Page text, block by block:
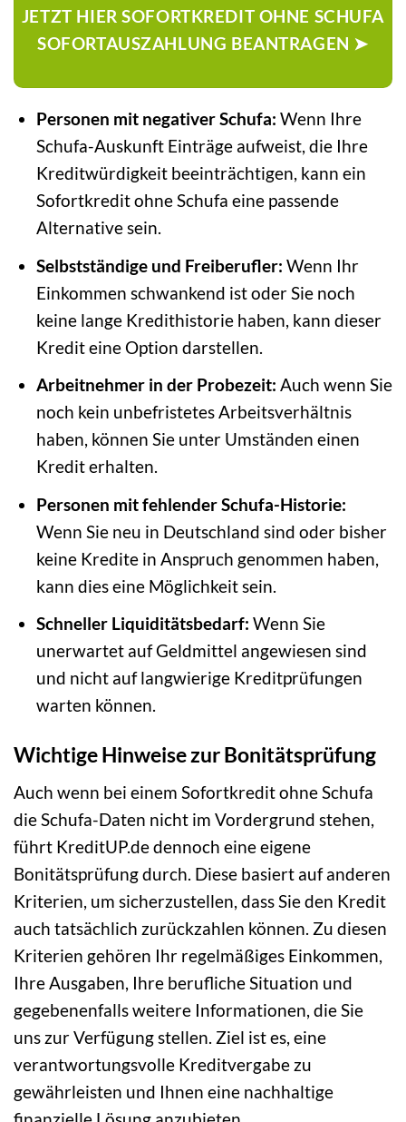
JETZT HIER SOFORTKREDIT OHNE SCHUFA
SOFORTAUSZAHLUNG BEANTRAGEN ➤
Personen mit negativer Schufa: Wenn Ihre
Schufa-Auskunft Einträge aufweist, die Ihre
Kreditwürdigkeit beeinträchtigen, kann ein
Sofortkredit ohne Schufa eine passende
Alternative sein.
Selbstständige und Freiberufler: Wenn Ihr
Einkommen schwankend ist oder Sie noch
keine lange Kredithistorie haben, kann dieser
Kredit eine Option darstellen.
Arbeitnehmer in der Probezeit: Auch wenn Sie
noch kein unbefristetes Arbeitsverhältnis
haben, können Sie unter Umständen einen
Kredit erhalten.
Personen mit fehlender Schufa-Historie:
Wenn Sie neu in Deutschland sind oder bisher
keine Kredite in Anspruch genommen haben,
kann dies eine Möglichkeit sein.
Schneller Liquiditätsbedarf: Wenn Sie
unerwartet auf Geldmittel angewiesen sind
und nicht auf langwierige Kreditprüfungen
warten können.
Wichtige Hinweise zur Bonitätsprüfung
Auch wenn bei einem Sofortkredit ohne Schufa
die Schufa-Daten nicht im Vordergrund stehen,
führt KreditUP.de dennoch eine eigene
Bonitätsprüfung durch. Diese basiert auf anderen
Kriterien, um sicherzustellen, dass Sie den Kredit
auch tatsächlich zurückzahlen können. Zu diesen
Kriterien gehören Ihr regelmäßiges Einkommen,
Ihre Ausgaben, Ihre berufliche Situation und
gegebenenfalls weitere Informationen, die Sie
uns zur Verfügung stellen. Ziel ist es, eine
verantwortungsvolle Kreditvergabe zu
gewährleisten und Ihnen eine nachhaltige